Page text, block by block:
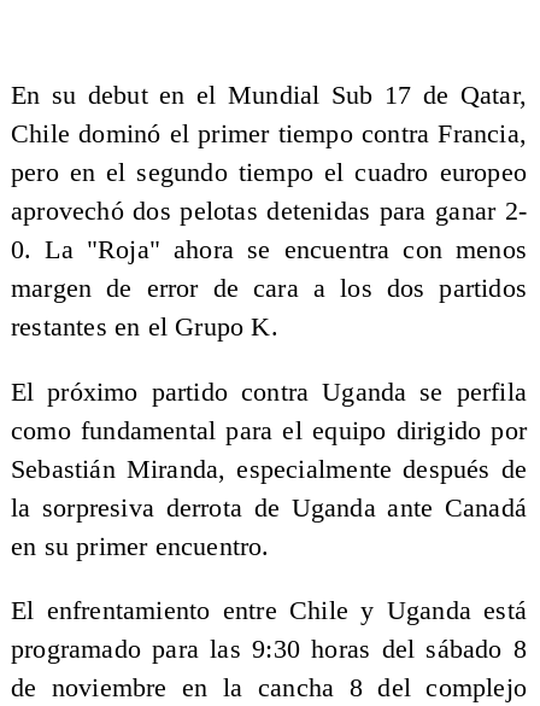
En su debut en el Mundial Sub 17 de Qatar,
Chile dominó el primer tiempo contra Francia,
pero en el segundo tiempo el cuadro europeo
aprovechó dos pelotas detenidas para ganar 2-
0. La "Roja" ahora se encuentra con menos
margen de error de cara a los dos partidos
restantes en el Grupo K.
El próximo partido contra Uganda se perfila
como fundamental para el equipo dirigido por
Sebastián Miranda, especialmente después de
la sorpresiva derrota de Uganda ante Canadá
en su primer encuentro.
El enfrentamiento entre Chile y Uganda está
programado para las 9:30 horas del sábado 8
de noviembre en la cancha 8 del complejo